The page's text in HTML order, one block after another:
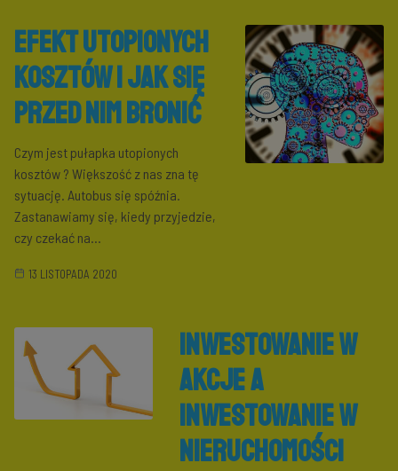
Efekt utopionych
kosztów i jak się
przed nim bronić
Czym jest pułapka utopionych
kosztów ? Większość z nas zna tę
sytuację. Autobus się spóźnia.
Zastanawiamy się, kiedy przyjedzie,
czy czekać na...
13 LISTOPADA 2020
Inwestowanie w
akcje a
inwestowanie w
nieruchomości